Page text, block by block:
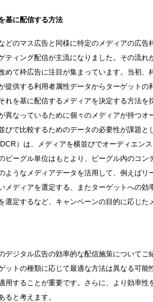
基に配信する方法
どのマス広告と同様に特定のメディアの広告
ティング配信が主流になりました。その流れ
めて枠広告に注目が集まっています。当初、
提供する利用者属性データからターゲットの
れを基に配信するメディアを決定する方法を
異なっているために個々のメディアが持つオ
で比較するためのデータの必要性が課題と
DCR ）は、メディアを横並びでオーディエン
ビーグル単位はもとより、ビーグル内のコン
ようなメディアデータを活用して、例えばリ
メディアを選定する、またターゲットへの効
選定するなど、キャンペーンの目的に応じた
デジタル広告の効率的な配信施策についてご
ットの種類に応じて最適な方法は異なる可能
用することが重要です。さらに、より効率性
ると考えます。